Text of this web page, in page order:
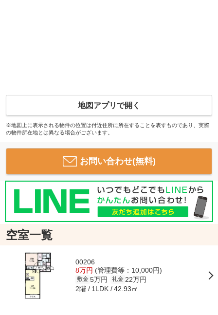
地図アプリで開く
※地図上に表示される物件の位置は付近住所に所在することを表すものであり、実際
の物件所在地とは異なる場合がございます。
お問い合わせ(無料)
空室一覧
00206
8万円 (管理費等：10,000円)
敷金 5万円 礼金 22万円
2階 1LDK 42.93㎡